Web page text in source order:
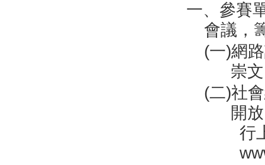
一、參賽
會議，
(一)網
崇
(二)社
開
行